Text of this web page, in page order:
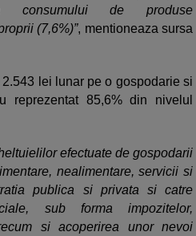
consumului de produse
(7,6%)”, mentioneaza sursa
lei lunar pe o gospodarie si
85,6% din nivelul
efectuate de gospodarii
nealimentare, servicii si
publica si privata si catre
sub forma impozitelor,
si acoperirea unor nevoi